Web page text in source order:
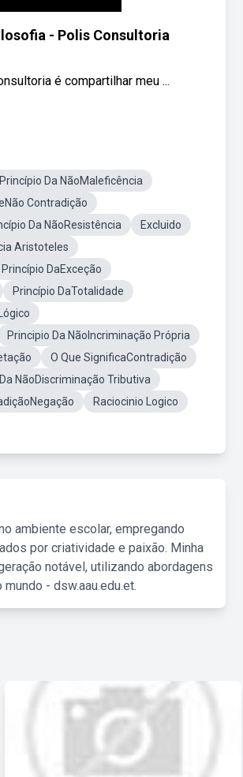
- Polis Consultoria
é compartilhar meu ...
Princípio Da NãoMaleficência
Contradição
Da NãoResistência
Excluido
Aristoteles
Princípio DaExceção
Princípio DaTotalidade
Principio Da NãoIncriminação Própria
O Que SignificaContradição
NãoDiscriminação Tributiva
Raciocinio Logico
ambiente escolar, empregando
por criatividade e paixão. Minha
notável, utilizando abordagens
- dsw.aau.edu.et.